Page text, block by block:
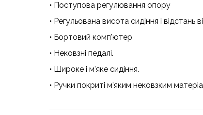
• Поступова регулювання опору
• Регульована висота сидіння і відстань
• Бортовий комп'ютер
• Нековзні педалі.
• Широке і м'яке сидіння.
• Ручки покриті м'яким нековзким